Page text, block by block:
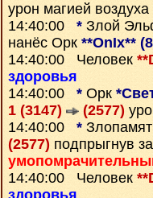
урон магией воздуха
14:40:00 * Злой
нанёс Орк **OnIx**
14:40:00 Человек
здоровья
14:40:00 * Орк
1 (3147)
(2577)
14:40:00 *
(2577) подпрыгнув
14:40:00 Человек
здоровья